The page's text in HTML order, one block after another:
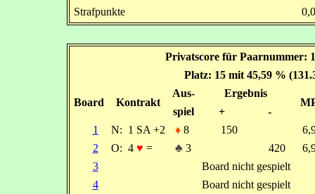
Strafpunkte
Privatscore für Paarnummer:
Platz: 15 mit 45,59 %
Board Kontrakt
Aus- Ergebnis
spiel +
-
1
N: 1 SA +2 ♦8 150
2
O: 4 ♥ = ♣ 3 420
3
Board nicht gespielt
4
Board nicht gespielt